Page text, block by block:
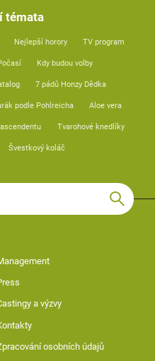
témata
Nejlepší horory TV program
Kdy budou volby
7 pádů Honzy Dědka
podle Pohlreicha Aloe vera
Tvarohové knedlíky
Švestkový koláč
a výzvy
osobních údajů